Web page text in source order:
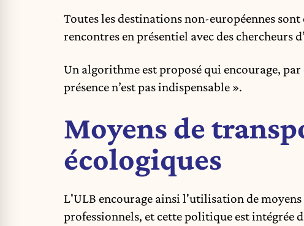
Toutes les destinations non-européennes
rencontres en présentiel avec des chercheurs
Un algorithme est proposé qui encourage,
présence n’est pas indispensable ».
Moyens de
écologiques
L'ULB encourage ainsi l'utilisation de
professionnels, et cette politique est intégrée